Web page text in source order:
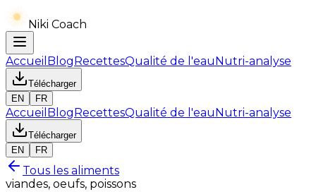
Niki Coach
Accueil BlogRecettesQualité de l'eauNutri-analyse
Télécharger
EN
FR
Accueil BlogRecettesQualité de l'eauNutri-analyse
Télécharger
EN
FR
Tous les aliments
viandes, oeufs, poissons